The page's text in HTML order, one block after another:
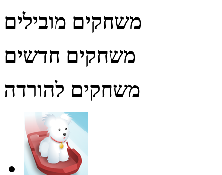
משחקים מובילים
משחקים חדשים
משחקים להורדה